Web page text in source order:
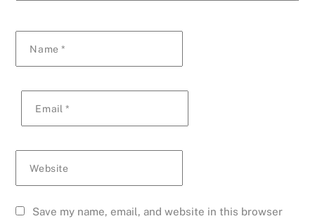
Name*
Email *
Website
Save my name, email, and website in this browser